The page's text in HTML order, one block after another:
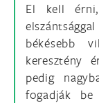
El kell
békésebb
keresztény
pedig
fogadják